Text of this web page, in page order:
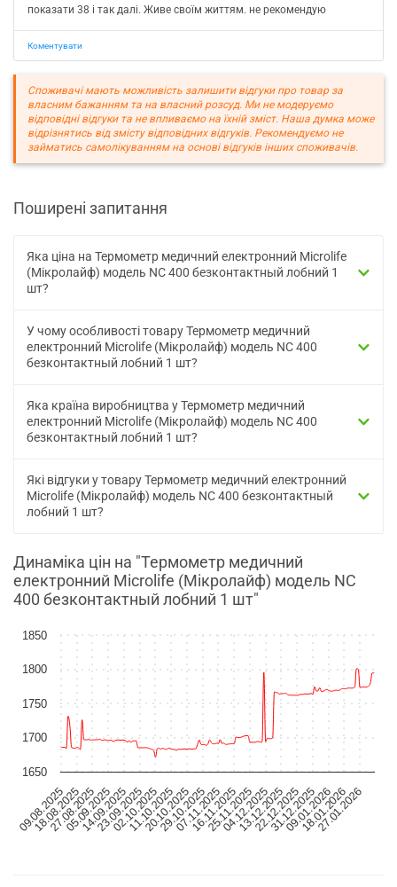
показати 38 і так далі. Живе своїм життям. не рекомендую
Коментувати
Споживачі мають можливість залишити відгуки про товар за
власним бажанням та на власний розсуд. Ми не модеруємо
відповідні відгуки та не впливаємо на їхній зміст. Наша думка може
відрізнятись від змісту відповідних відгуків. Рекомендуємо не
займатись самолікуванням на основі відгуків інших споживачів.
Поширені запитання
Яка ціна на Термометр медичний електронний Microlife
(Мікролайф) модель NC 400 безконтактный лобний 1
шт?
У чому особливості товару Термометр медичний
електронний Microlife (Мікролайф) модель NC 400
безконтактный лобний 1 шт?
Яка країна виробництва у Термометр медичний
електронний Microlife (Мікролайф) модель NC 400
безконтактный лобний 1 шт?
Які відгуки у товару Термометр медичний електронний
Microlife (Мікролайф) модель NC 400 безконтактный
лобний 1 шт?
Динаміка цін на "Термометр медичний
електронний Microlife (Мікролайф) модель NC
400 безконтактный лобний 1 шт"
09.08.2025 07.11.2025
18.08.2025
27.08.2025
05.09.2025
14.09.2025
23.09.2025
02.10.2025
11.10.2025
20.10.2025
29.10.202516.11.2025
25.11.2025
04.12.2025
13.12.2025
22.12.2025
31.12.2025
09.01.2026
18.01.2026
27.01.2026
1650
1700
1750
1800
1850